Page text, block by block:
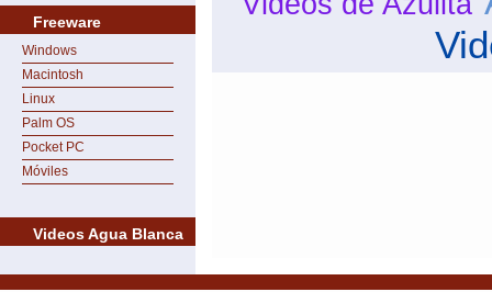
Freeware
Windows
Macintosh
Linux
Palm OS
Pocket PC
Móviles
Videos Agua Blanca